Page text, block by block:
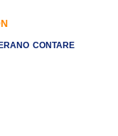
CONTARE